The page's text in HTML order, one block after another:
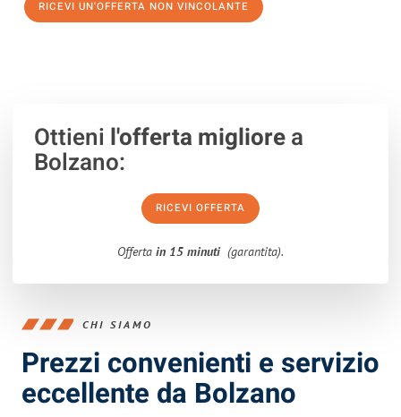
RICEVI UN'OFFERTA NON VINCOLANTE
Ottieni l'offerta migliorea
Bolzano:
RICEVI OFFERTA
Offerta in 15 minuti (garantita).
CHI SIAMO
Prezzi convenienti e servizio
eccellente da Bolzano